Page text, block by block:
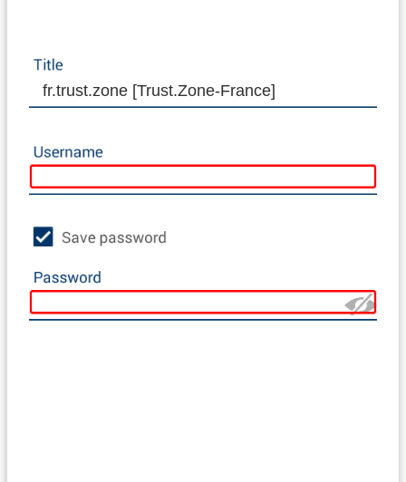
fr.trust.zone [Trust.Zone-France]